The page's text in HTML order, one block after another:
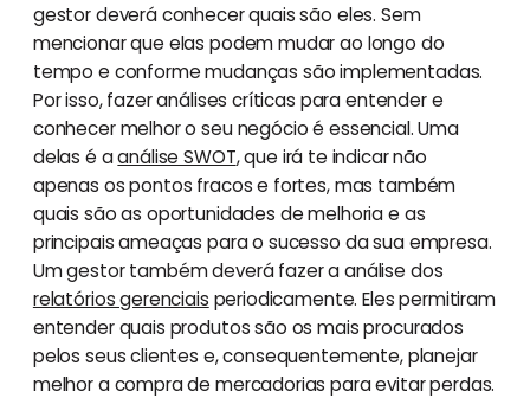
gestor deverá conhecer quais são eles. Sem
mencionar que elas podem mudar ao longo do
tempo e conforme mudanças são implementadas.
Por isso, fazer análises críticas para entender e
conhecer melhor o seu negócio é essencial. Uma
delas é aanálise SWOT, que irá te indicar não
apenas os pontos fracos e fortes, mas também
quais são as oportunidades de melhoria e as
principais ameaças para o sucesso da sua empresa.
Um gestor também deverá fazer a análise dos
relatórios gerenciais periodicamente. Eles permitiram
entender quais produtos são os mais procurados
pelos seus clientes e, consequentemente, planejar
melhor a compra de mercadorias para evitar perdas.